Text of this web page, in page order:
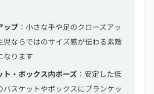
ップ ：小さな手や足のクローズアッ
児ならではのサイズ感が伝わる素敵
なります
ト・ボックス内ポーズ ：安定した低
バスケットやボックスにブランケッ